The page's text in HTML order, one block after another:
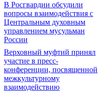
В Росгвардии обсудили
вопросы взаимодействия с
Центральным духовным
управлением мусульман
России
Верховный муфтий принял
участие в пресс-
конференции, посвященной
межкультурному
взаимодействию